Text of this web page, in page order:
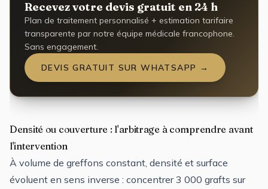
Recevez votre devis gratuit en 24 h
Plan de traitement personnalisé + estimation tarifaire
transparente par notre équipe médicale francophone.
Sans engagement.
DEVIS GRATUIT SUR WHATSAPP →
Densité ou couverture : l'arbitrage à comprendre avant
l'intervention
À volume de greffons constant, densité et surface
évoluent en sens inverse : concentrer 3 000 grafts sur